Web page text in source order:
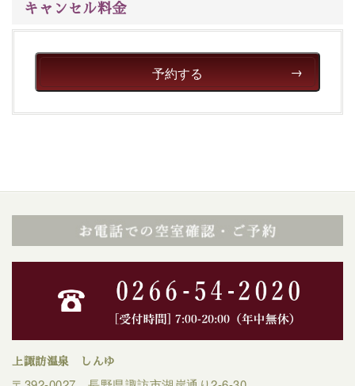
キャンセル料金
予約する
上諏訪温泉 しんゆ